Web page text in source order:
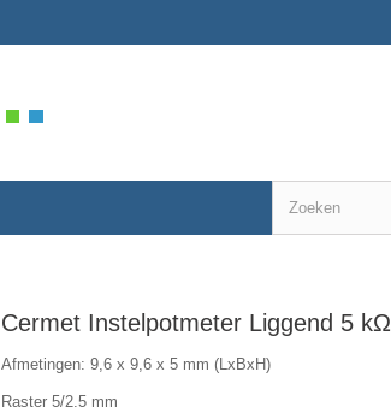
Cermet Instelpotmeter Liggend 5 kΩ
Afmetingen: 9,6 x 9,6 x 5 mm (LxBxH)
Raster 5/2,5 mm